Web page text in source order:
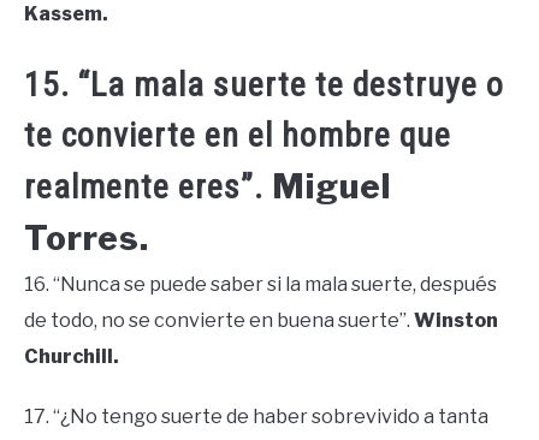
Kassem.
15. “La mala suerte te destruye o
te convierte en el hombre que
realmente eres”. Miguel
Torres.
16. “Nunca se puede saber si la mala suerte, después
de todo, no se convierte en buena suerte”. Winston
Churchill.
17. “¿No tengo suerte de haber sobrevivido a tanta